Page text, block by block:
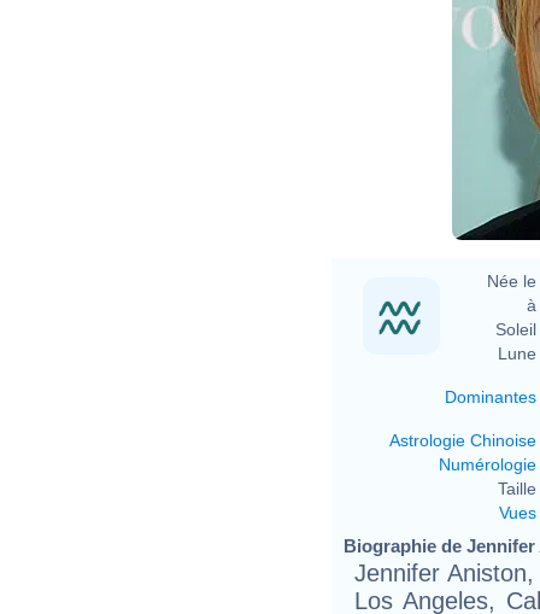
Née le
à
Soleil
Lune
Dominantes
Astrologie Chinoise
Numérologie
Taille
Vues
Biographie de
Jennifer
Los Angeles,